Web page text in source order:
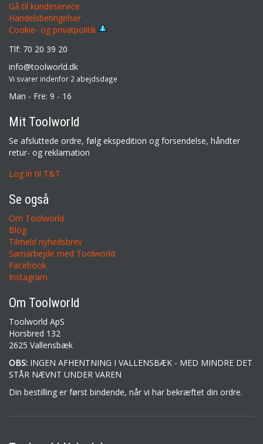
Gå til kundeservice
Handelsbetingelser
Cookie- og privatpolitik
Tlf: 70 20 39 20
info@toolworld.dk
Vi svarer indenfor 2 abejdsdage
Man - Fre: 9 - 16
Mit Toolworld
Se afsluttede ordre, følg ekspedition og forsendelse, håndter
retur- og reklamation
Log in til T&T
Se også
Om Toolworld
Blog
Tilmeld nyhedsbrev
Samarbejde med Toolworld
Facebook
Instagram
Om Toolworld
Toolworld ApS
Horsbred 132
2625 Vallensbæk
OBS: INGEN AFHENTNING I VALLENSBÆK - MED MINDRE DET
STÅR NÆVNT UNDER VAREN
Din bestilling er først bindende, når vi har bekræftet din ordre.